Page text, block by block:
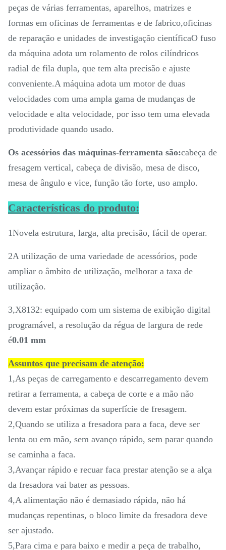
peças de várias ferramentas, aparelhos, matrizes e
formas em oficinas de ferramentas e de fabrico,oficinas
de reparação e unidades de investigação científicaO fuso
da máquina adota um rolamento de rolos cilíndricos
radial de fila dupla, que tem alta precisão e ajuste
conveniente.A máquina adota um motor de duas
velocidades com uma ampla gama de mudanças de
velocidade e alta velocidade, por isso tem uma elevada
produtividade quando usado.
Os acessórios das máquinas-ferramenta são:cabeça de
fresagem vertical, cabeça de divisão, mesa de disco,
mesa de ângulo e vice, função tão forte, uso amplo.
Características do produto:
1Novela estrutura, larga, alta precisão, fácil de operar.
2A utilização de uma variedade de acessórios, pode
ampliar o âmbito de utilização, melhorar a taxa de
utilização.
3,X8132: equipado com um sistema de exibição digital
programável, a resolução da régua de largura de rede
é0.01 mm
Assuntos que precisam de atenção:
1 ,As peças de carregamento e descarregamento devem
retirar a ferramenta, a cabeça de corte e a mão não
devem estar próximas da superfície de fresagem.
2,Quando se utiliza a fresadora para a faca, deve ser
lenta ou em mão, sem avanço rápido, sem parar quando
se caminha a faca.
3,Avançar rápido e recuar faca prestar atenção se a alça
da fresadora vai bater as pessoas.
4,A alimentação não é demasiado rápida, não há
mudanças repentinas, o bloco limite da fresadora deve
ser ajustado.
5,Para cima e para baixo e medir a peça de trabalho,